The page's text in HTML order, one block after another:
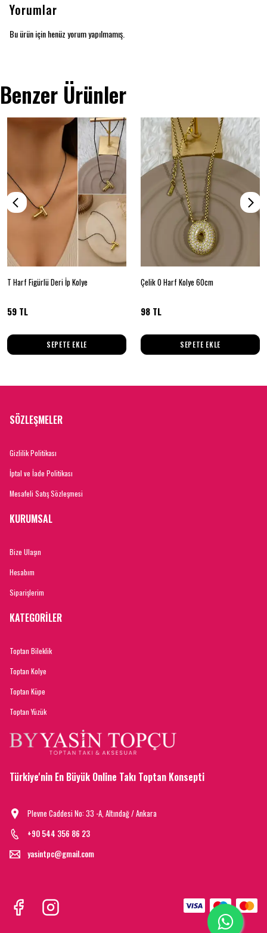
Yorumlar
Bu ürün için henüz yorum yapılmamış.
Benzer Ürünler
T Harf Figürlü Deri İp Kolye
59 TL
SEPETE EKLE
Çelik O Harf Kolye 60cm
98 TL
SEPETE EKLE
SÖZLEŞMELER
Gizlilik Politikası
İptal ve İade Politikası
Mesafeli Satış Sözleşmesi
KURUMSAL
Bize Ulaşın
Hesabım
Siparişlerim
KATEGORİLER
Toptan Bileklik
Toptan Kolye
Toptan Küpe
Toptan Yüzük
Türkiye'nin En Büyük Online Takı Toptan Konsepti
Plevne Caddesi No: 33 -A, Altındağ / Ankara
+90 544 356 86 23
yasintpc@gmail.com